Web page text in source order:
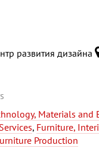
развития дизайна
Materials and
, Furniture,
Production